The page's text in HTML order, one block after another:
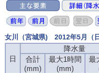
女川（宮城県) 2012年5月（
日
降水量
合計
(mm)
最大1時間
(mm)
最